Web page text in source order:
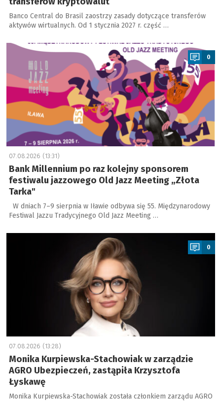
Banco Central do Brasil zaostrzy zasady dotyczące transferów
aktywów wirtualnych. Od 1 stycznia 2027 r. część …
a
0
07.08.2026 (13:31)
Bank Millennium po raz kolejny sponsorem
festiwalu jazzowego Old Jazz Meeting „Złota
Tarka"
W dniach 7–9 sierpnia w Iławie odbywa się 55. Międzynarodowy
Festiwal Jazzu Tradycyjnego Old Jazz Meeting …
a
0
07.08.2026 (13:28)
Monika Kurpiewska-Stachowiak w zarządzie
AGRO Ubezpieczeń, zastąpiła Krzysztofa
Łyskawę
Monika Kurpiewska-Stachowiak została członkiem zarządu AGRO